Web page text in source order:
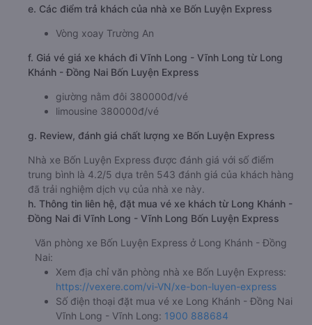
e. Các điểm trả khách của nhà xe Bốn Luyện Express
Vòng xoay Trường An
f. Giá vé giá xe khách đi Vĩnh Long - Vĩnh Long từ Long
Khánh - Đồng Nai Bốn Luyện Express
giường nằm đôi 380000đ/vé
limousine 380000đ/vé
g. Review, đánh giá chất lượng xe Bốn Luyện Express
Nhà xe Bốn Luyện Express được đánh giá với số điểm
trung bình là 4.2/5 dựa trên 543 đánh giá của khách hàng
đã trải nghiệm dịch vụ của nhà xe này.
h. Thông tin liên hệ, đặt mua vé xe khách từ Long Khánh -
Đồng Nai đi Vĩnh Long - Vĩnh Long Bốn Luyện Express
Văn phòng xe Bốn Luyện Express ở Long Khánh - Đồng
Nai:
Xem địa chỉ văn phòng nhà xe Bốn Luyện Express:
https://vexere.com/vi-VN/xe-bon-luyen-express
Số điện thoại đặt mua vé xe Long Khánh - Đồng Nai
Vĩnh Long - Vĩnh Long: 1900 888684